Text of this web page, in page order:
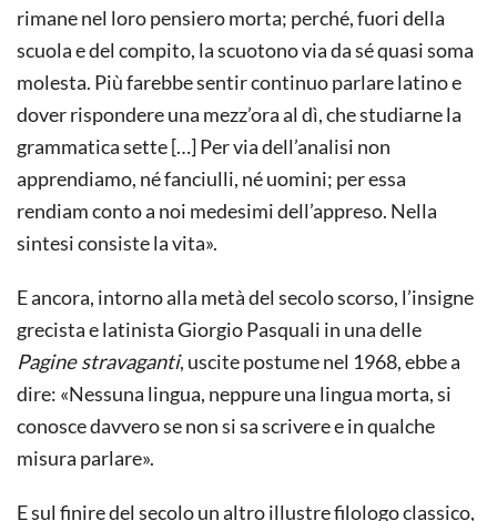
rimane nel loro pensiero morta; perché, fuori della
scuola e del compito, la scuotono via da sé quasi soma
molesta. Più farebbe sentir continuo parlare latino e
dover rispondere una mez­z’ora al dì, che studiarne la
grammatica sette […] Per via dell’analisi non
apprendiamo, né fanciulli, né uomini; per essa
rendiam conto a noi medesimi dell’appreso. Nella
sintesi consiste la vita».
E ancora, intorno alla metà del secolo scorso, l’insigne
grecista e latinista Giorgio Pasquali in una delle
Pagine stravaganti, uscite postume nel 1968, ebbe a
dire: «Nessuna lingua, neppure una lingua morta, si
conosce davvero se non si sa scrivere e in qualche
misura parlare».
E sul finire del secolo un altro illustre filologo classico,